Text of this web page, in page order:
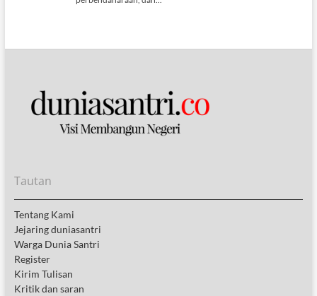
Tautan
Tentang Kami
Jejaring duniasantri
Warga Dunia Santri
Register
Kirim Tulisan
Kritik dan saran